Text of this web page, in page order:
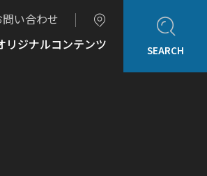
問い合わせ
リジナルコンテンツ SEARCH